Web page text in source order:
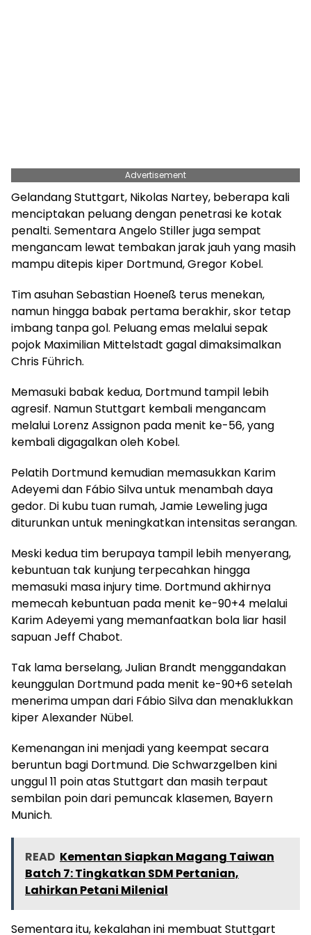
Advertisement
Gelandang Stuttgart, Nikolas Nartey, beberapa kali
menciptakan peluang dengan penetrasi ke kotak
penalti. Sementara Angelo Stiller juga sempat
mengancam lewat tembakan jarak jauh yang masih
mampu ditepis kiper Dortmund, Gregor Kobel.
Tim asuhan Sebastian Hoeneß terus menekan,
namun hingga babak pertama berakhir, skor tetap
imbang tanpa gol. Peluang emas melalui sepak
pojok Maximilian Mittelstadt gagal dimaksimalkan
Chris Führich.
Memasuki babak kedua, Dortmund tampil lebih
agresif. Namun Stuttgart kembali mengancam
melalui Lorenz Assignon pada menit ke-56, yang
kembali digagalkan oleh Kobel.
Pelatih Dortmund kemudian memasukkan Karim
Adeyemi dan Fábio Silva untuk menambah daya
gedor. Di kubu tuan rumah, Jamie Leweling juga
diturunkan untuk meningkatkan intensitas serangan.
Meski kedua tim berupaya tampil lebih menyerang,
kebuntuan tak kunjung terpecahkan hingga
memasuki masa injury time. Dortmund akhirnya
memecah kebuntuan pada menit ke-90+4 melalui
Karim Adeyemi yang memanfaatkan bola liar hasil
sapuan Jeff Chabot.
Tak lama berselang, Julian Brandt menggandakan
keunggulan Dortmund pada menit ke-90+6 setelah
menerima umpan dari Fábio Silva dan menaklukkan
kiper Alexander Nübel.
Kemenangan ini menjadi yang keempat secara
beruntun bagi Dortmund. Die Schwarzgelben kini
unggul 11 poin atas Stuttgart dan masih terpaut
sembilan poin dari pemuncak klasemen, Bayern
Munich.
READ Kementan Siapkan Magang Taiwan
Batch 7: Tingkatkan SDM Pertanian,
Lahirkan Petani Milenial
Sementara itu, kekalahan ini membuat Stuttgart